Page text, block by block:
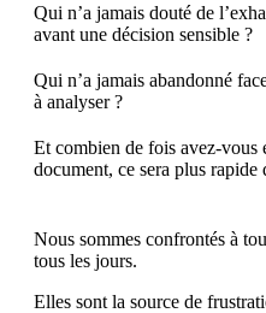
Qui n’a jamais douté de
avant une décision sensible ?
Qui n’a jamais abandonné
à analyser ?
Et combien de fois avez-vous
document, ce sera plus
Nous sommes confrontés à
tous les jours.
Elles sont la source de